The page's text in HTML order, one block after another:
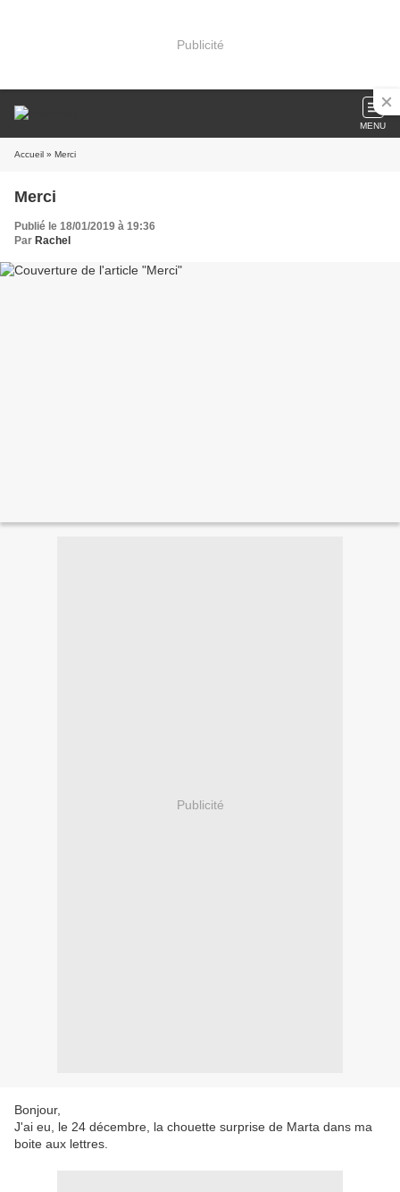
Publicité
MENU
Accueil » Merci
Merci
Publié le 18/01/2019 à 19:36
Par Rachel
Publicité
Bonjour,
J'ai eu, le 24 décembre, la chouette surprise de Marta dans ma
boite aux lettres.